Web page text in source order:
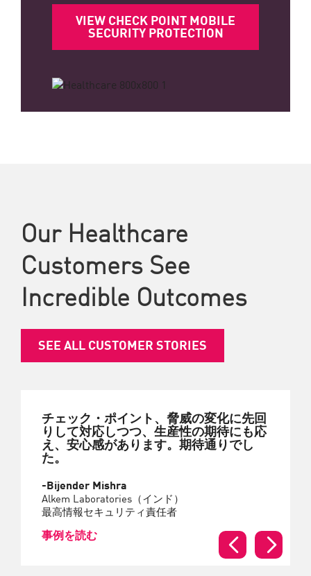
VIEW CHECK POINT MOBILE
SECURITY PROTECTION
Our Healthcare
Customers See
Incredible Outcomes
SEE ALL CUSTOMER STORIES
チェック・ポイント、脅威の変化に先回
りして対応しつつ、生産性の期待にも応
え、安心感があります。期待通りでし
た。
-Bijender Mishra
Alkem Laboratories（インド）
最高情報セキュリティ責任者
事例を読む